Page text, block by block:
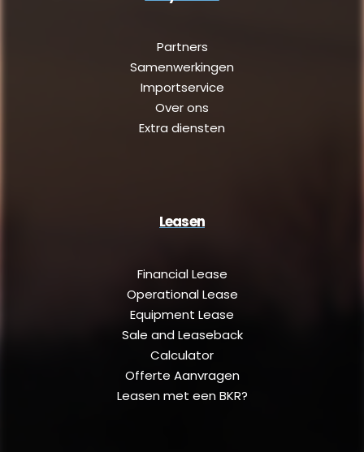
Partners
Samenwerkingen
Importservice
Over ons
Extra diensten
Leasen
Financial Lease
Operational Lease
Equipment Lease
Sale and Leaseback
Calculator
Offerte Aanvragen
Leasen met een BKR?